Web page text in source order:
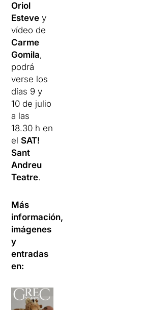
Oriol
Esteve y
vídeo de
Carme
Gomila,
podrá
verse los
días 9 y
10 de julio
a las
18.30 h en
elSAT!
Sant
Andreu
Teatre.
Más
información,
imágenes
y
entradas
en: